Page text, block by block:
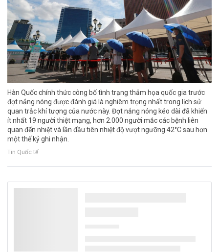
Hàn Quốc chính thức công bố tình trạng thảm họa quốc gia trước
đợt nắng nóng được đánh giá là nghiêm trọng nhất trong lịch sử
quan trắc khí tượng của nước này. Đợt nắng nóng kéo dài đã khiến
ít nhất 19 người thiệt mạng, hơn 2.000 người mắc các bệnh liên
quan đến nhiệt và lần đầu tiên nhiệt độ vượt ngưỡng 42°C sau hơn
một thế kỷ ghi nhận.
Tin Quốc tế